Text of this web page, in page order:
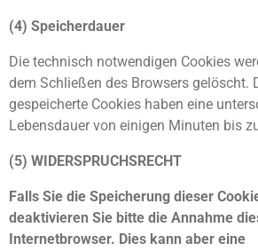
(4) Speicherdauer
Die technisch notwendigen Cookies
dem Schließen des Browsers gelöscht.
gespeicherte Cookies haben eine
Lebensdauer von einigen Minuten bis
(5) WIDERSPRUCHSRECHT
Falls Sie die Speicherung dieser
deaktivieren Sie bitte die Annahme
Internetbrowser. Dies kann aber eine